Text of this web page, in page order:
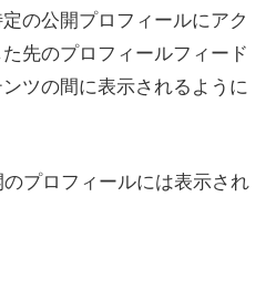
の公開プロフィールにアク
先のプロフィールフィード
ツの間に表示されるように
プロフィールには表示され